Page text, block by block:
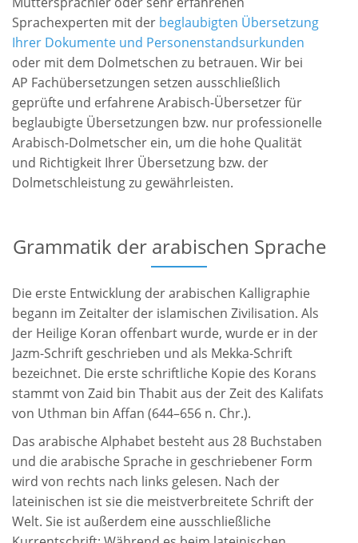
Sprachexperten mit der beglaubigten Übersetzung
Ihrer Dokumente und Personenstandsurkunden
oder mit dem Dolmetschen zu betrauen. Wir bei
AP Fachübersetzungen setzen ausschließlich
geprüfte und erfahrene Arabisch-Übersetzer für
beglaubigte Übersetzungen bzw. nur professionelle
Arabisch-Dolmetscher ein, um die hohe Qualität
und Richtigkeit Ihrer Übersetzung bzw. der
Dolmetschleistung zu gewährleisten.
Grammatik der arabischen Sprache
Die erste Entwicklung der arabischen Kalligraphie
begann im Zeitalter der islamischen Zivilisation. Als
der Heilige Koran offenbart wurde, wurde er in der
Jazm-Schrift geschrieben und als Mekka-Schrift
bezeichnet. Die erste schriftliche Kopie des Korans
stammt von Zaid bin Thabit aus der Zeit des Kalifats
von Uthman bin Affan (644–656 n. Chr.).
Das arabische Alphabet besteht aus 28 Buchstaben
und die arabische Sprache in geschriebener Form
wird von rechts nach links gelesen. Nach der
lateinischen ist sie die meistverbreitete Schrift der
Welt. Sie ist außerdem eine ausschließliche